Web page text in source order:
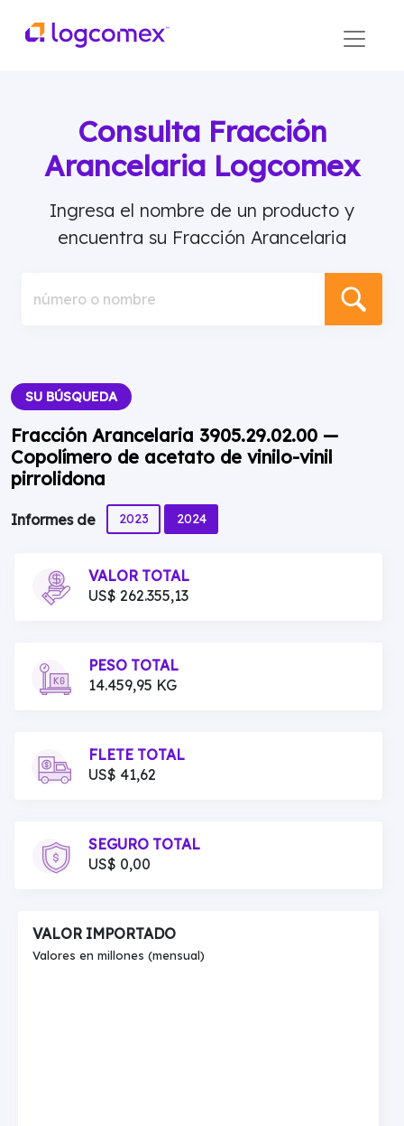
Consulta Fracción
Arancelaria Logcomex
Ingresa el nombre de un producto y
encuentra su Fracción Arancelaria
número o nombre
SU BÚSQUEDA
Fracción Arancelaria 3905.29.02.00 —
Copolímero de acetato de vinilo-vinil
pirrolidona
Informes de 2023 2024
VALOR TOTAL
US$ 262.355,13
PESO TOTAL
14.459,95 KG
FLETE TOTAL
US$ 41,62
SEGURO TOTAL
US$ 0,00
VALOR IMPORTADO
Valores en millones (mensual)